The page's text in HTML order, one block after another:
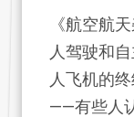
《航空航
人驾驶和
人飞机的
——有些人